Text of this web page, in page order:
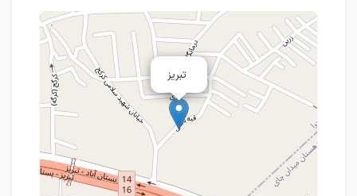
تبریز